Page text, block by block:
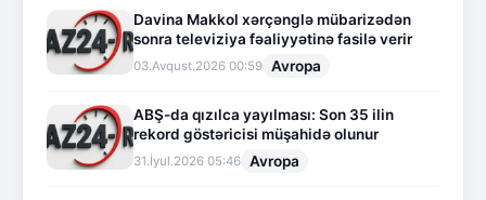
Davina Makkol xərçənglə mübarizədən
sonra televiziya fəaliyyətinə fasilə verir
03.Avqust.2026 00:59 Avropa
ABŞ-da qızılca yayılması: Son 35 ilin
rekord göstəricisi müşahidə olunur
31.İyul.2026 05:46 Avropa